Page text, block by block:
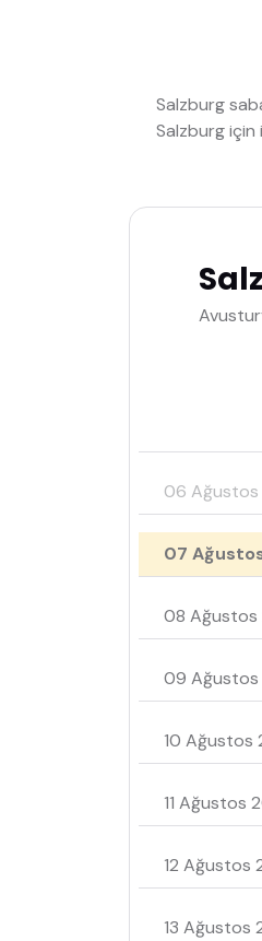
Salzburg
Salzburg için
06 Ağustos
07
08
09 Ağustos
10 Ağustos
11 Ağustos
12 Ağustos
13 Ağustos